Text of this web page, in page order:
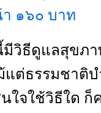
๑๖๐ บาท
วิธีดูแลสุขภา
แต่ธรรมชาติ
ใจใช้วิธีใด ก็